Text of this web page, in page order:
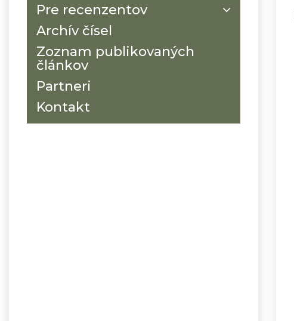
Pre recenzentov
Archív čísel
Zoznam publikovaných
článkov
Partneri
Kontakt